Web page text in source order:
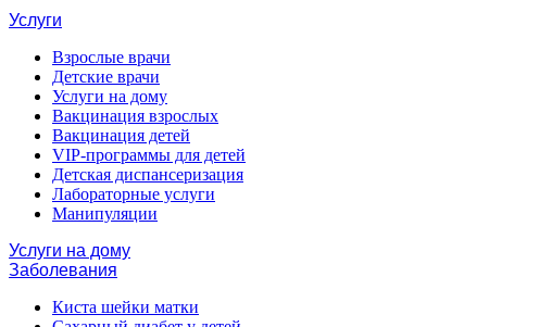
Услуги
Взрослые врачи
Детские врачи
Услуги на дому
Вакцинация взрослых
Вакцинация детей
VIP-программы для детей
Детская диспансеризация
Лабораторные услуги
Манипуляции
Услуги на дому
Заболевания
Киста шейки матки